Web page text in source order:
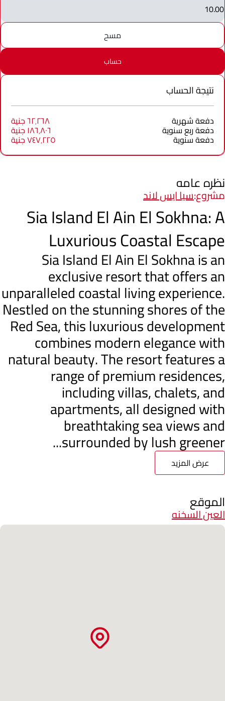
10.00
مسح
حساب
نتيجة الحساب
دفعة شهرية ٦٢٬٢٦٨ جنية
دفعة ربع سنوية ١٨٦٬٨٠٦ جنية
دفعة سنوية ٧٤٧٬٢٢٥ جنية
نظره عامه
مشروع:سيا ايس لاند
Sia Island El Ain El Sokhna: A
Luxurious Coastal Escape
Sia Island El Ain El Sokhna is an
exclusive resort that offers an
unparalleled coastal living experience.
Nestled on the stunning shores of the
Red Sea, this luxurious development
combines modern elegance with
natural beauty. The resort features a
range of premium residences,
including villas, chalets, and
apartments, all designed with
breathtaking sea views and
surrounded by lush greener...
عرض المزيد
الموقع
العين السخنه